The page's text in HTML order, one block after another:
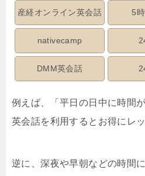
産経オンライン英会話 5
nativecamp
DMM英会話
例えば、「平日の日中に時間
英会話を利用するとお得にレ
逆に、深夜や早朝などの時間